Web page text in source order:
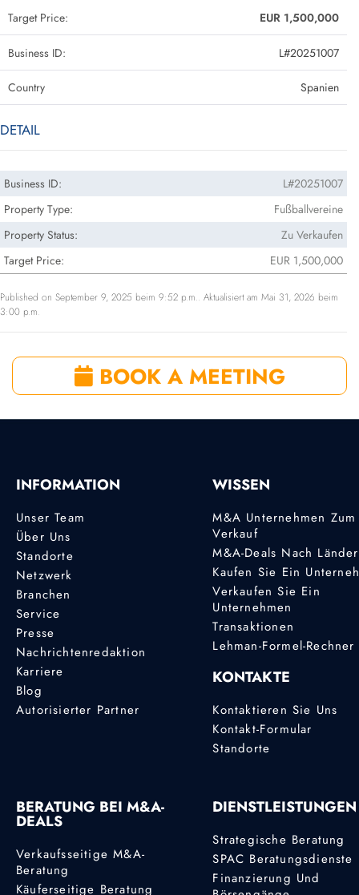
Target Price: EUR 1,500,000
Business ID: L#20251007
Country Spanien
DETAIL
Business ID:
L#20251007
Property Type:
Fußballvereine
Property Status:
Zu Verkaufen
Target Price:
EUR 1,500,000
Published on September 9, 2025 beim 9:52 p.m.. Aktualisiert am Mai 31, 2026 beim
3:00 p.m.
BOOK A MEETING
INFORMATION
Unser Team
Über Uns
Standorte
Netzwerk
Branchen
Service
Presse
Nachrichtenredaktion
Karriere
Blog
Autorisierter Partner
WISSEN
M&A Unternehmen Zum
Verkauf
M&A-Deals Nach
Kaufen Sie Ein
Verkaufen Sie Ein
Unternehmen
Transaktionen
Lehman-Formel-Rechner
KONTAKTE
Kontaktieren Sie Uns
Kontakt-Formular
Standorte
BERATUNG BEI M&A-
DEALS
Verkaufsseitige M&A-
Beratung
Käuferseitige Beratung
DIENSTLEISTUNGEN
Strategische Beratung
SPAC Beratungsdienste
Finanzierung Und